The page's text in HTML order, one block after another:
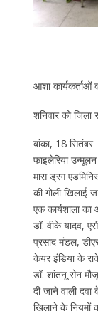
आशा कार्यकर्ताओं
शनिवार को जिला
बांका, 18 सितंबर
फाइलेरिया
मास ड्रग
की गोली खिलाई
एक कार्यशाला का
डॉ. वीके यादव,
प्रसाद मंडल,
केयर इंडिया के
डॉ. शांतनू सेन
दी जाने वाली
खिलाने के नियमों